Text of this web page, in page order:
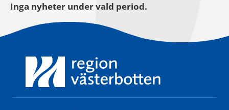
Inga nyheter under vald period.